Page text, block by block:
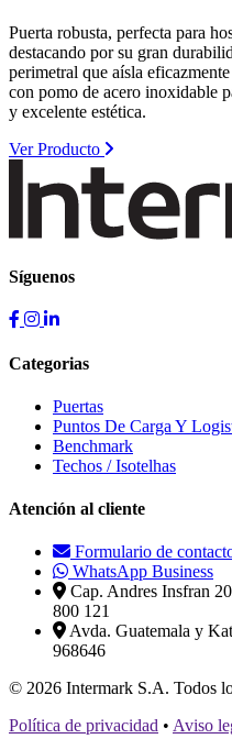
Puerta robusta, perfecta para
destacando por su gran
perimetral que aísla
con pomo de acero inoxidable
y excelente estética.
Ver Producto
Síguenos
Categorias
Puertas
Puntos De Carga Y
Benchmark
Techos / Isotelhas
Atención al cliente
Formulario de
WhatsApp Business
Cap. Andres Insfran
800 121
Avda. Guatemala y
968646
© 2026 Intermark S.A. Todos
Política de privacidad • Aviso